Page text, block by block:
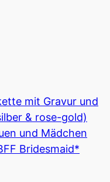
mit Gravur und
& rose-gold)
und Mädchen
Bridesmaid*